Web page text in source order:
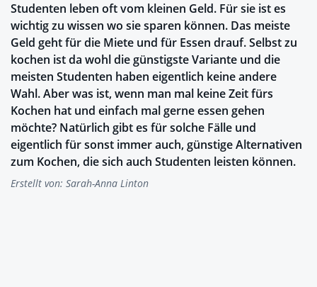
Studenten leben oft vom kleinen Geld. Für sie ist es
wichtig zu wissen wo sie sparen können. Das meiste
Geld geht für die Miete und für Essen drauf. Selbst zu
kochen ist da wohl die günstigste Variante und die
meisten Studenten haben eigentlich keine andere
Wahl. Aber was ist, wenn man mal keine Zeit fürs
Kochen hat und einfach mal gerne essen gehen
möchte? Natürlich gibt es für solche Fälle und
eigentlich für sonst immer auch, günstige Alternativen
zum Kochen, die sich auch Studenten leisten können.
Erstellt von: Sarah-Anna Linton